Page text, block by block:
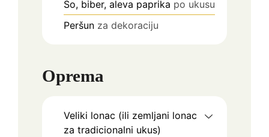
So, biber, aleva paprika po ukusu
Peršun za dekoraciju
Oprema
Veliki lonac (ili zemljani lonac
za tradicionalni ukus)